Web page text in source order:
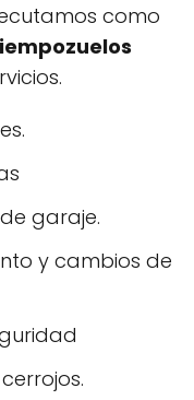
como
garaje.
y cambios de